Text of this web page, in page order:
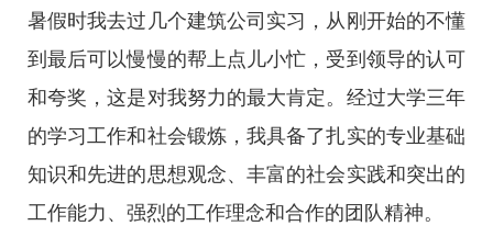
暑假时我去过几个建筑公司实习，从刚开始的不懂
到最后可以慢慢的帮上点儿小忙，受到领导的认可
和夸奖，这是对我努力的最大肯定。经过大学三年
的学习工作和社会锻炼，我具备了扎实的专业基础
知识和先进的思想观念、丰富的社会实践和突出的
工作能力、强烈的工作理念和合作的团队精神。